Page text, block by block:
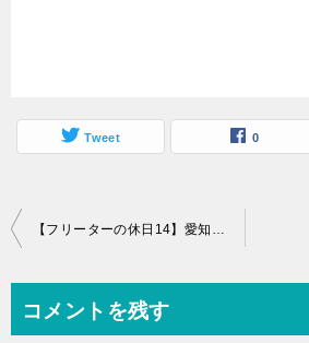
Tweet 0
投
ビ
【フリーターの休日14】愛知県の清洲城に自転車で行ってきた
コメントを残す